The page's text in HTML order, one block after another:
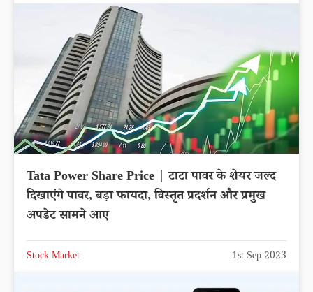
Tata Power Share Price | टाटा पावर के शेयर जल्द
दिखाएंगे पावर, बड़ा फायदा, विस्तृत प्रदर्शन और प्रमुख
अपडेट सामने आए
Stock Market 1st Sep 2023